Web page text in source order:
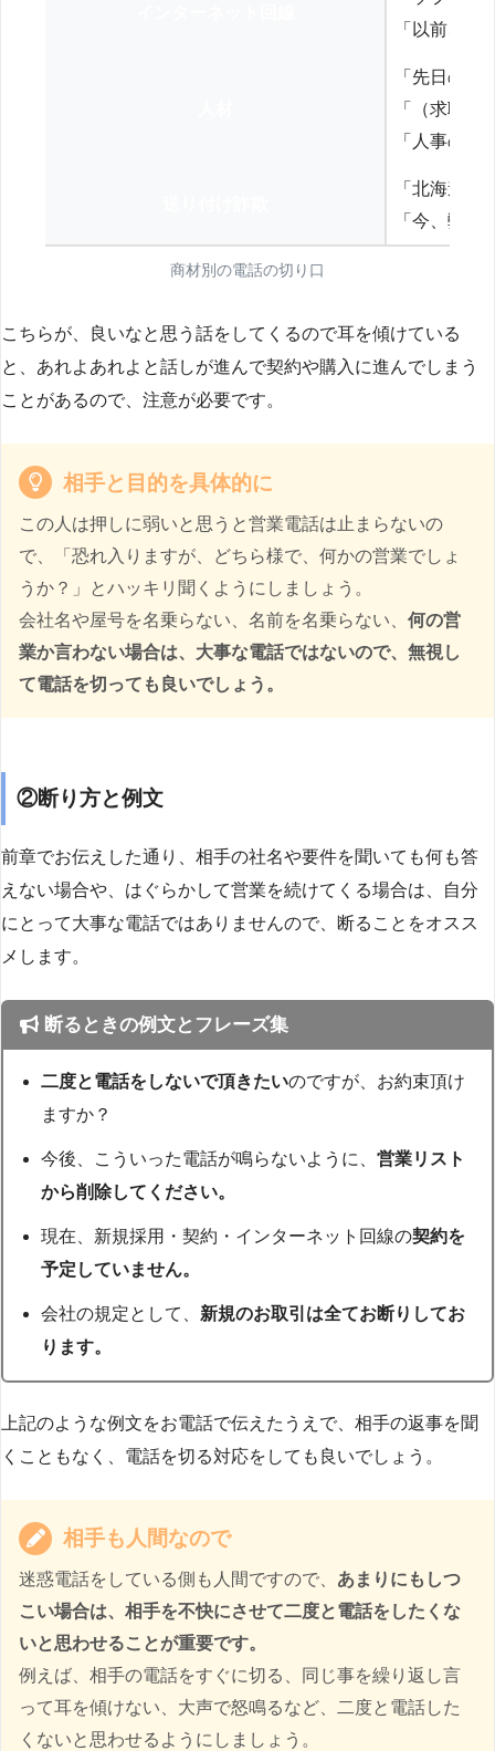
「以前、
「先日の
「（求職
「人事の方
「北海道
「今、弊
商材別の電話の切り口
こちらが、良いなと思う話をしてくるので耳を傾けている
と、あれよあれよと話しが進んで契約や購入に進んでしまう
ことがあるので、注意が必要です。
相手と目的を具体的に
この人は押しに弱いと思うと営業電話は止まらないの
で、「恐れ入りますが、どちら様で、何かの営業でしょ
うか？」とハッキリ聞くようにしましょう。
会社名や屋号を名乗らない、名前を名乗らない、 何の営
業か言わない場合は、大事な電話ではないので、無視し
て電話を切っても良いでしょう。
②断り方と例文
前章でお伝えした通り、相手の社名や要件を聞いても何も答
えない場合や、はぐらかして営業を続けてくる場合は、自分
にとって大事な電話ではありませんので、断ることをオスス
メします。
断るときの例文とフレーズ集
二度と電話をしないで頂きたいのですが、お約束頂け
ますか？
今後、こういった電話が鳴らないように、営業リスト
から削除してください。
現在、新規採用・契約・インターネット回線の契約を
予定していません。
会社の規定として、 新規のお取引は全てお断りしてお
ります。
上記のような例文をお電話で伝えたうえで、相手の返事を聞
くこともなく、電話を切る対応をしても良いでしょう。
相手も人間なので
迷惑電話をしている側も人間ですので、 あまりにもしつ
こい場合は、相手を不快にさせて二度と電話をしたくな
いと思わせることが重要です。
例えば、相手の電話をすぐに切る、同じ事を繰り返し言
って耳を傾けない、大声で怒鳴るなど、二度と電話した
くないと思わせるようにしましょう。